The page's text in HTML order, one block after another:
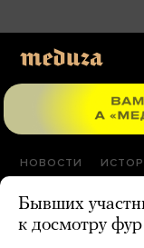
НОВОСТИ
Бывших
к досмотру